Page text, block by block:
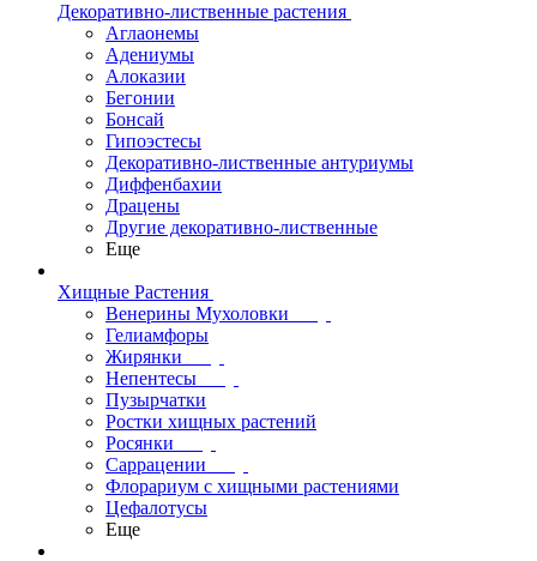
Декоративно-лиственные растения
Аглаонемы
Адениумы
Алоказии
Бегонии
Бонсай
Гипоэстесы
Декоративно-лиственные антуриумы
Диффенбахии
Драцены
Другие декоративно-лиственные
Еще
Хищные Растения
Венерины Мухоловки
Гелиамфоры
Жирянки
Непентесы
Пузырчатки
Ростки хищных растений
Росянки
Саррацении
Флорариум с хищными растениями
Цефалотусы
Еще